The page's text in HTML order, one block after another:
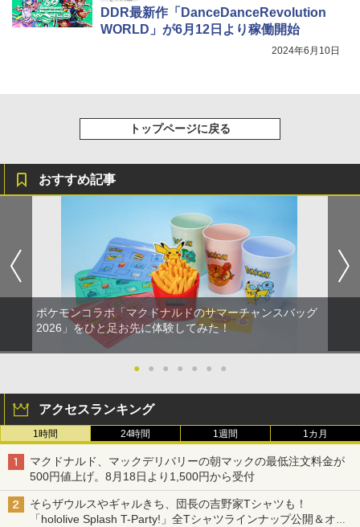
DDR最新作「DanceDanceRevolution
WORLD」が6月12日より稼働開始
2024年6月10日
トップページに戻る
おすすめ記事
ポケモンコラボ「マクドナルドのサマーチャンスバッグ
2026」をひと足お先に体験してみた！
● ● ● ● ● ● ●
アクセスランキング
1時間 24時間 1週間 1カ月
マクドナルド、マックデリバリーの朝マックの最低注文料金が
500円値上げ。8月18日より1,500円から受付
そらザウルスやギャルきち、団長の吉野家Tシャツも！
「hololive Splash T-Party!」全Tシャツラインナップ公開＆オン